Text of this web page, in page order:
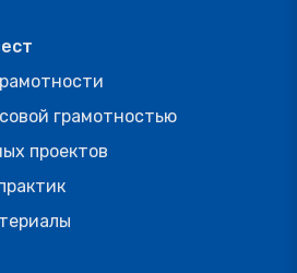
грамотностью
проектов